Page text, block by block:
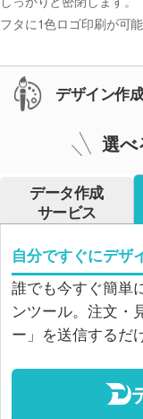
フタに1色ロゴ印刷が可
デザイン作
選べ
データ作成
サービス
自分ですぐにデザ
誰でも今すぐ簡単
ンツール。注文・
ー」を送信するだ